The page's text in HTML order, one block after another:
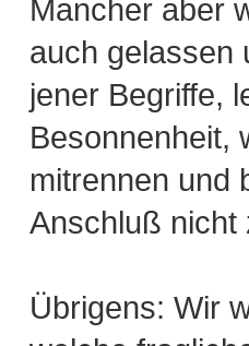
Mancher aber
auch gelassen
jener Begriffe,
Besonnenheit,
mitrennen und
Anschluß nicht
Übrigens: Wir